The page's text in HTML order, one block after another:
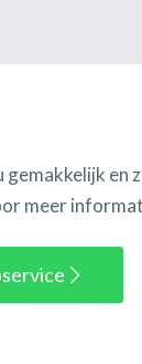
meer